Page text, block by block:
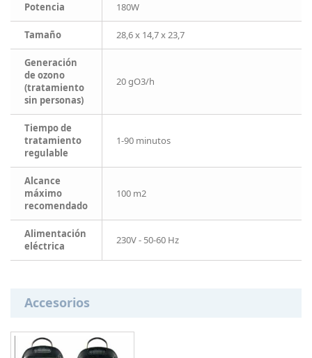
Potencia 180W
Tamaño 28,6 x 14,7 x 23,7
Generación
de ozono
(tratamiento
sin personas)
20 gO3/h
Tiempo de
tratamiento
regulable
1-90 minutos
Alcance
máximo
recomendado
100 m2
Alimentación
eléctrica
230V - 50-60 Hz
Accesorios